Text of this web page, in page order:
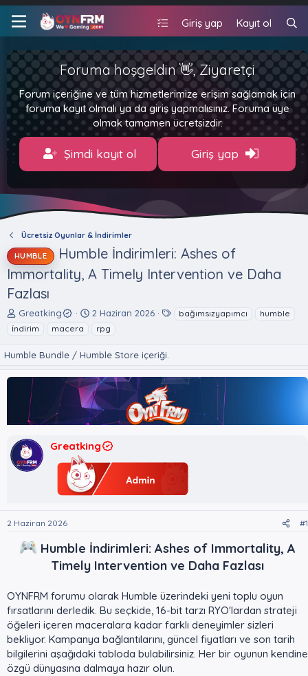
Giriş yap Kayıt ol
Foruma hoşgeldin 👋, Ziyaretçi
Forum içeriğine ve tüm hizmetlerimize erişim sağlamak için
foruma kayıt olmalı ya da giriş yapmalısınız. Foruma üye
olmak tamamen ücretsizdir.
Şimdi kayıt ol Giriş yap
Ücretsiz Oyunlar & İndirimler
HUMBLE
Humble İndirimleri: Ashes of
Immortality, A Timely Intervention ve Daha
Fazlası
K
o
y
l
t
a
n
Greatking
B
a
g
ı
ç
t
r
i
h
i
2 Haziran 2026
l
e
r
bağımsızyapımcı
humble
i̇ndirim
macera rpg
Humble Bundle / Humble Store içeriği.
Greatking
2 Haziran 2026 #1
Humble İndirimleri: Ashes of Immortality, A
Timely Intervention ve Daha Fazlası
OYNFRM forumu olarak Humble üzerindeki yeni toplu oyun
fırsatlarını derledik. Bu seçkide, 16-bit tarzı RYO'lardan strateji
öğeleri içeren maceralara kadar farklı deneyimler sizleri
bekliyor. Kampanya bağlantılarını, güncel fiyatları ve son tarih
bilgilerini aşağıdaki tabloda bulabilirsiniz. Her bir oyunun kendine
özgü dünyasına dalmaya hazır olun.